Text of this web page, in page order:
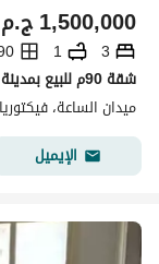
ج.م1,500,000
3
1
90
شقة 90م للبيع بمدينة المستقبل | مسجلة | سوبر لوكس | تهوية ممتازة
ميدان الساعة،
الإيميل